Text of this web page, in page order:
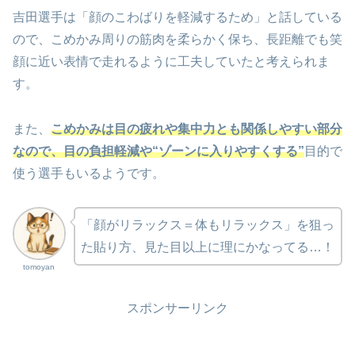
吉田選手は「顔のこわばりを軽減するため」と話している
ので、こめかみ周りの筋肉を柔らかく保ち、長距離でも笑
顔に近い表情で走れるように工夫していたと考えられま
す。
また、 こめかみは目の疲れや集中力とも関係しやすい部分
なので、目の負担軽減や“ゾーンに入りやすくする”目的で
使う選手もいるようです。
tomoyan
「顔がリラックス＝体もリラックス」を狙っ
た貼り方、見た目以上に理にかなってる…！
スポンサーリンク